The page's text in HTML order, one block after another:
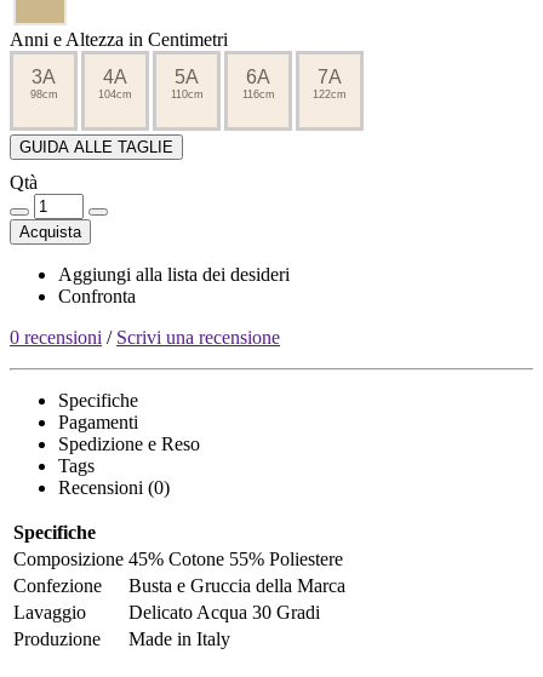
Anni e Altezza in Centimetri
3A
98cm
4A
104cm
5A
110cm
6A
116cm
7A
122cm
GUIDA ALLE TAGLIE
Qtà
Acquista
Aggiungi alla lista dei desideri
Confronta
0 recensioni / Scrivi una recensione
Specifiche
Pagamenti
Spedizione e Reso
Tags
Recensioni (0)
Specifiche
Composizione 45% Cotone 55% Poliestere
Confezione
Busta e Gruccia della Marca
Lavaggio
Delicato Acqua 30 Gradi
Produzione
Made in Italy